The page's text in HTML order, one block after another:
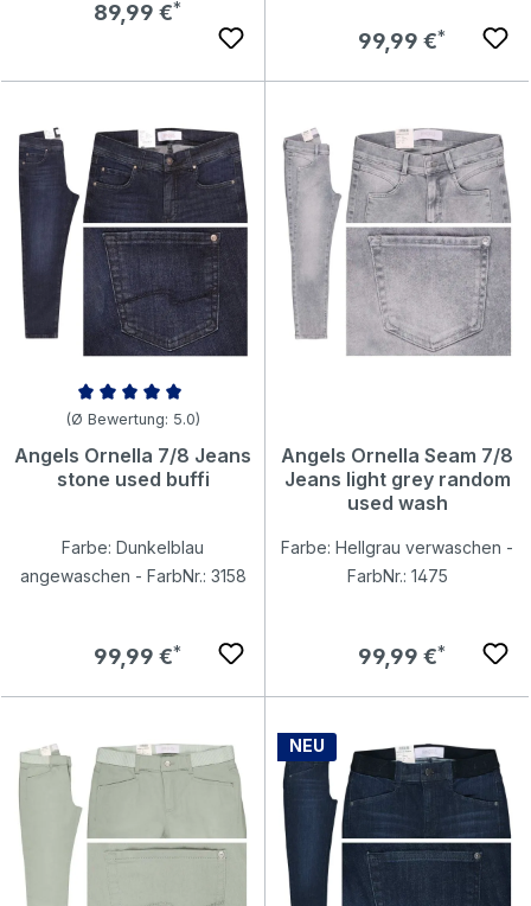
Regulärer Preis:
89,99 €
Regulärer Preis:
99,99 €
Durchschnittliche Bewertung von 5 von 5 Sternen
(Ø Bewertung: 5.0)
Angels Ornella 7/8 Jeans
stone used buffi
Farbe: Dunkelblau
angewaschen - FarbNr.: 3158
Regulärer Preis:
99,99 €
Angels Ornella Seam 7/8
Jeans light grey random
used wash
Farbe: Hellgrau verwaschen -
FarbNr.: 1475
Regulärer Preis:
99,99 €
NEU